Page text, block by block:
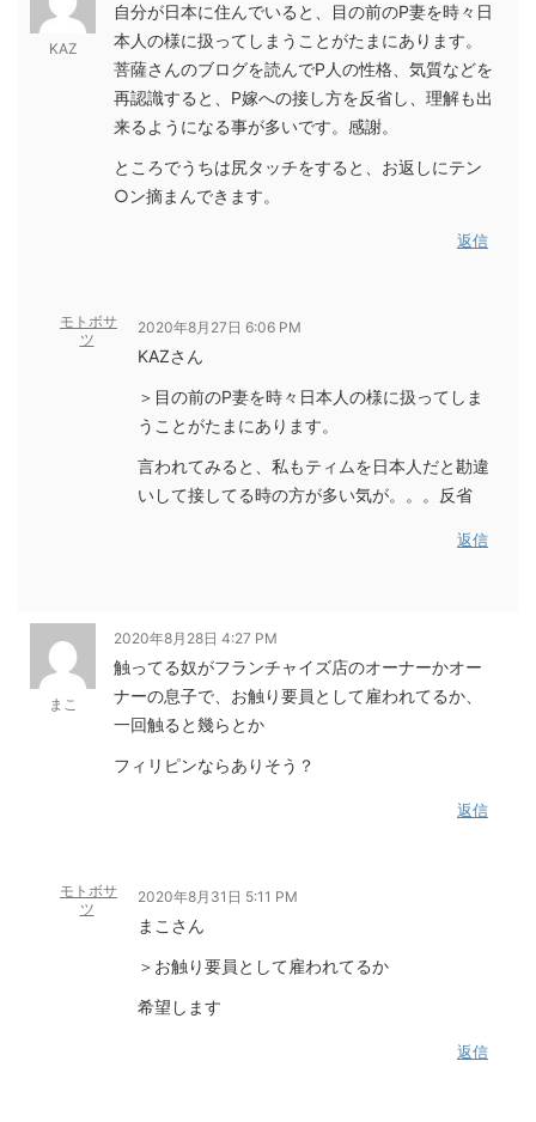
KAZ
自分が日本に住んでいると、目の前のP妻を時々日
本人の様に扱ってしまうことがたまにあります。
菩薩さんのブログを読んでP人の性格、気質などを
再認識すると、P嫁への接し方を反省し、理解も出
来るようになる事が多いです。感謝。
ところでうちは尻タッチをすると、お返しにテン
○ン摘まんできます。
返信
モトボサ
ツ
2020年8月27日 6:06 PM
KAZさん
＞目の前のP妻を時々日本人の様に扱ってしま
うことがたまにあります。
言われてみると、私もティムを日本人だと勘違
いして接してる時の方が多い気が。。。反省
返信
まこ
2020年8月28日 4:27 PM
触ってる奴がフランチャイズ店のオーナーかオー
ナーの息子で、お触り要員として雇われてるか、
一回触ると幾らとか
フィリピンならありそう？
返信
モトボサ
ツ
2020年8月31日 5:11 PM
まこさん
＞お触り要員として雇われてるか
希望します
返信